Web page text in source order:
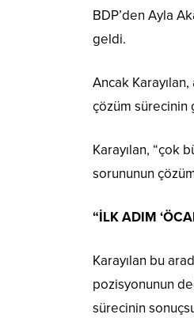
BDP’den Ayla
geldi.
Ancak
çözüm sürecinin
Karayılan, “çok
sorununun
“İLK ADIM
Karayılan bu
pozisyonunun
sürecinin